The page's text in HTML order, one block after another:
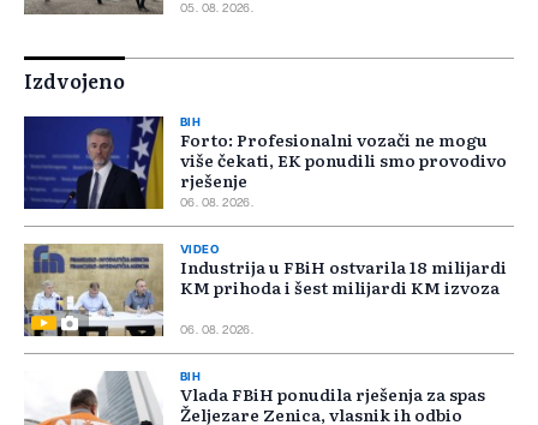
05. 08. 2026.
Izdvojeno
BIH
Forto: Profesionalni vozači ne mogu
više čekati, EK ponudili smo provodivo
rješenje
06. 08. 2026.
VIDEO
Industrija u FBiH ostvarila 18 milijardi
KM prihoda i šest milijardi KM izvoza
06. 08. 2026.
BIH
Vlada FBiH ponudila rješenja za spas
Željezare Zenica, vlasnik ih odbio